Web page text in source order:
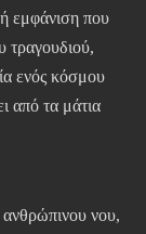
εμφάνιση που
τραγουδιού,
ενός κόσμου
από τα μάτια
ανθρώπινου νου,